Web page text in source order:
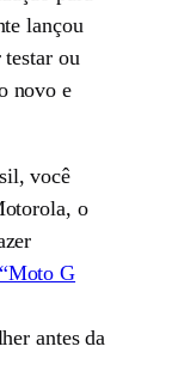
lançou
ou
novo e
você
o
G
antes da